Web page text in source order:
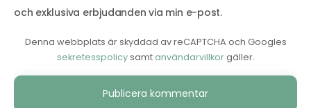
och exklusiva erbjudanden via min e-post.
Denna webbplats är skyddad av reCAPTCHA och Googles
sekretesspolicysamtanvändarvillkorgäller.
Alternative: